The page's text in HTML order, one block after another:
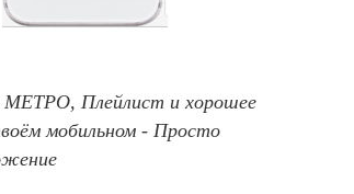
МЕТРО, Плейлист и хорошее
мобильном - Просто